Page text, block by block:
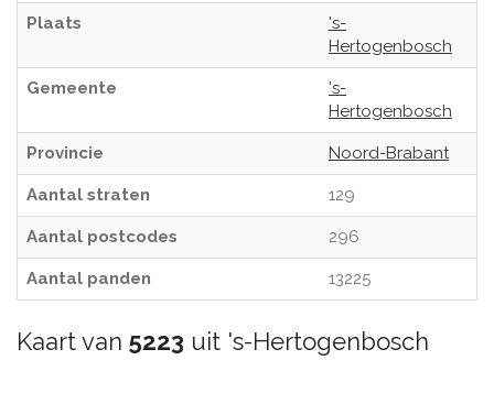
Plaats
's-
Hertogenbosch
Gemeente
's-
Hertogenbosch
Provincie Noord-Brabant
Aantal straten 129
Aantal postcodes 296
Aantal panden 13225
Kaart van 5223 uit 's-Hertogenbosch